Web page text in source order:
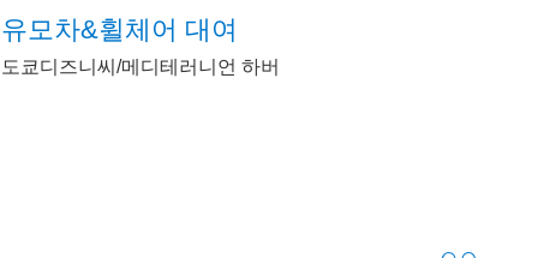
유모차&휠체어 대여
도쿄디즈니씨/메디테러니언 하버